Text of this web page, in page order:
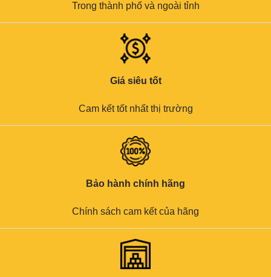
Trong thành phố và ngoài tỉnh
Giá siêu tốt
Cam kết tốt nhất thị trường
Bảo hành chính hãng
Chính sách cam kết của hãng